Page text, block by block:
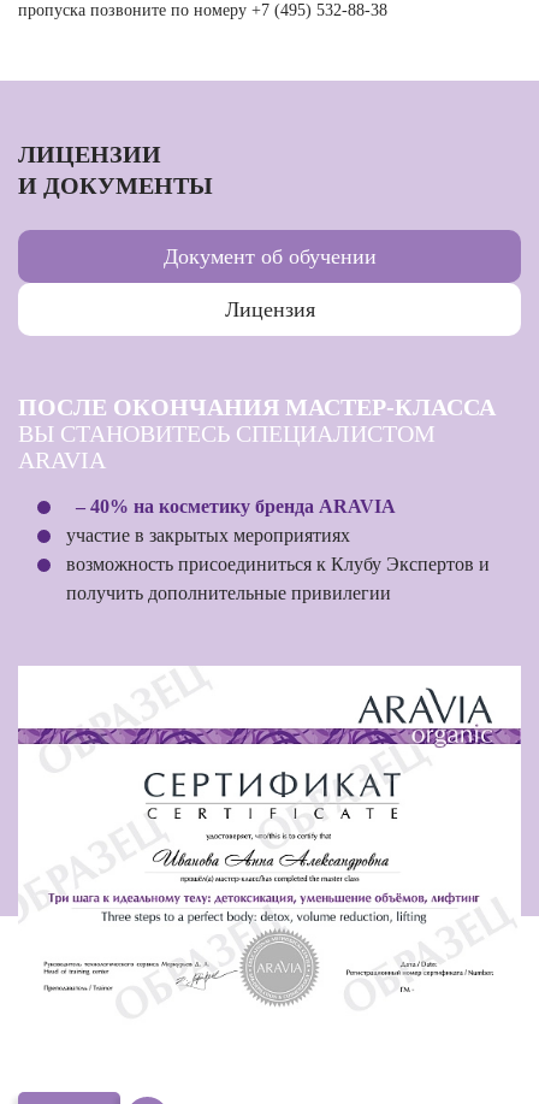
пропуска позвоните по номеру +7 (495) 532-88-38
ЛИЦЕНЗИИ
И ДОКУМЕНТЫ
Документ об обучении
Лицензия
ПОСЛЕ ОКОНЧАНИЯ МАСТЕР-КЛАССА
ВЫ СТАНОВИТЕСЬ СПЕЦИАЛИСТОМ
ARAVIA
– 40% на косметику бренда ARAVIA
участие в закрытых мероприятиях
возможность присоединиться к Клубу Экспертов и
получить дополнительные привилегии